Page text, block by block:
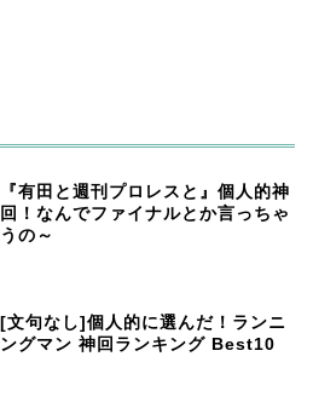
『有田と週刊プロレスと』個人的神
回！なんでファイナルとか言っちゃ
うの～
[文句なし]個人的に選んだ！ランニ
ングマン 神回ランキング Best10